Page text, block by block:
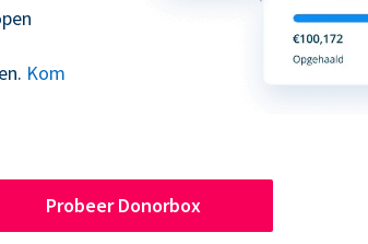
Kom
Probeer Donorbox